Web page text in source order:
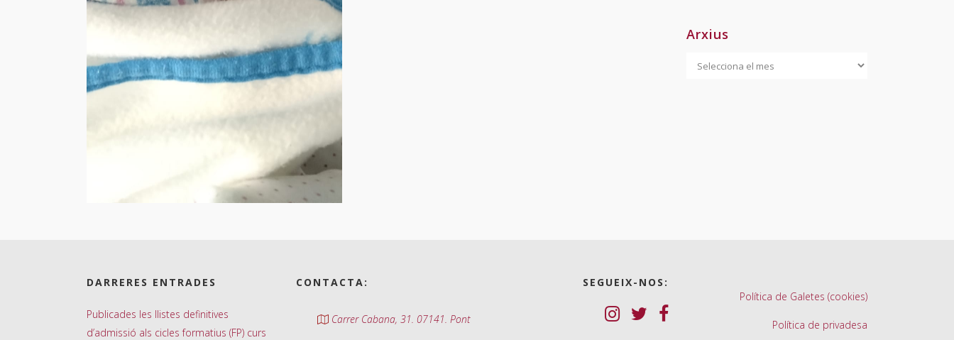
Arxius
Arxius
DARRERES ENTRADES
Publicades les llistes definitives
d’admissió als cicles formatius (FP) curs
CONTACTA:
Carrer Cabana, 31. 07141. Pont
SEGUEIX-NOS:
Política de Galetes (cookies)
Política de privadesa